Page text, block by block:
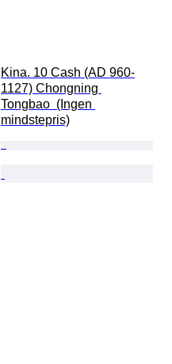
Kina. 10 Cash (AD 960-
1127) Chongning
Tongbao  (Ingen
mindstepris)